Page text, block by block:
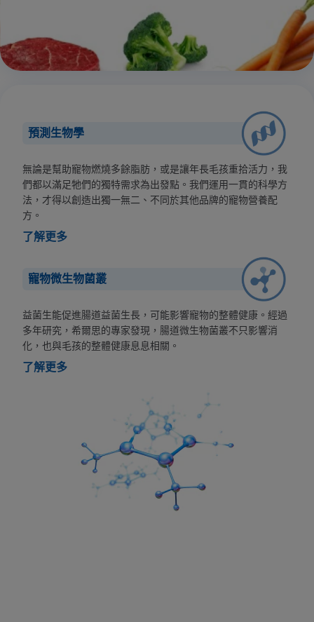
預測生物學
無論是幫助寵物燃燒多餘脂肪，或是讓年長毛孩重拾活力，我
們都以滿足牠們的獨特需求為出發點。我們運用一貫的科學方
法，才得以創造出獨一無二、不同於其他品牌的寵物營養配
方。
了解更多
寵物微生物菌叢
益菌生能促進腸道益菌生長，可能影響寵物的整體健康。經過
多年研究，希爾思的專家發現，腸道微生物菌叢不只影響消
化，也與毛孩的整體健康息息相關。
了解更多